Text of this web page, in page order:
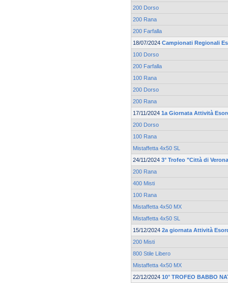
200 Dorso
200 Rana
200 Farfalla
18/07/2024 Campionati Regionali
100 Dorso
200 Farfalla
100 Rana
200 Dorso
200 Rana
17/11/2024 1a Giornata Attività
200 Dorso
100 Rana
Mistaffetta 4x50 SL
24/11/2024 3° Trofeo "Città di
200 Rana
400 Misti
100 Rana
Mistaffetta 4x50 MX
Mistaffetta 4x50 SL
15/12/2024 2a giornata Attività
200 Misti
800 Stile Libero
Mistaffetta 4x50 MX
22/12/2024 10° TROFEO BABBO